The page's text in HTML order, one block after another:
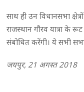
साथ ही उन विधानसभा
राजस्थान गौरव यात्रा के
संबोधित करेंगी। ये सभी
जयपुर, 21 अगस्त 2018